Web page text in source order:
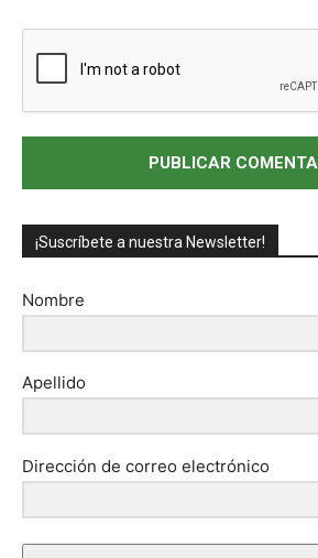
¡Suscríbete a nuestra Newsletter!
Nombre
Apellido
Dirección de correo electrónico